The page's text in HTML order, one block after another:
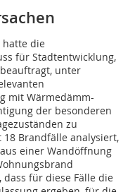
hatte die
für Stadtentwicklung,
beauftragt, unter
mit Wärmedämm-
der besonderen
zu
Brandfälle analysiert,
einer Wandöffnung
dass für diese Fälle die